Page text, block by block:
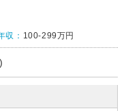
収： 100-299万円